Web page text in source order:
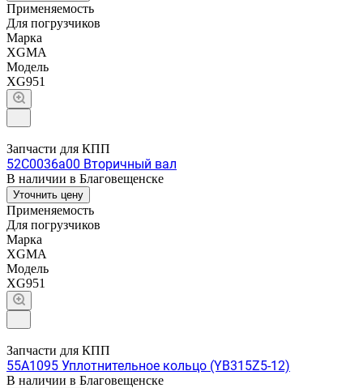
Применяемость
Для погрузчиков
Марка
XGMA
Модель
XG951
Запчасти для КПП
52C0036a00 Вторичный вал
В наличии в Благовещенске
Уточнить цену
Применяемость
Для погрузчиков
Марка
XGMA
Модель
XG951
Запчасти для КПП
55A1095 Уплотнительное кольцо (YB315Z5-12)
В наличии в Благовещенске